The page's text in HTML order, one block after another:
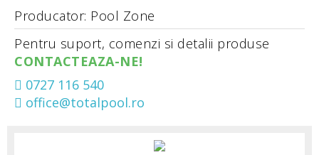
Producator: Pool Zone
Pentru suport, comenzi si detalii produse
CONTACTEAZA-NE!
0727 116 540
office@totalpool.ro